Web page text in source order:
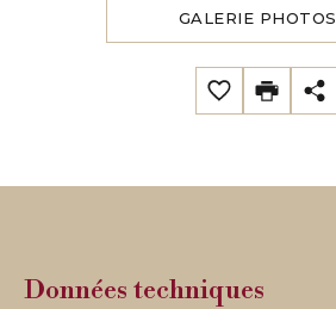
GALERIE PHOTOS
Données techniques